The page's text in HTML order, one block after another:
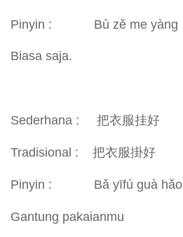
Pinyin : Bù zě me yàng
Biasa saja.
Sederhana : 把衣服挂好
Tradisional : 把衣服掛好
Pinyin : Bǎ yīfú guà hǎo
Gantung pakaianmu